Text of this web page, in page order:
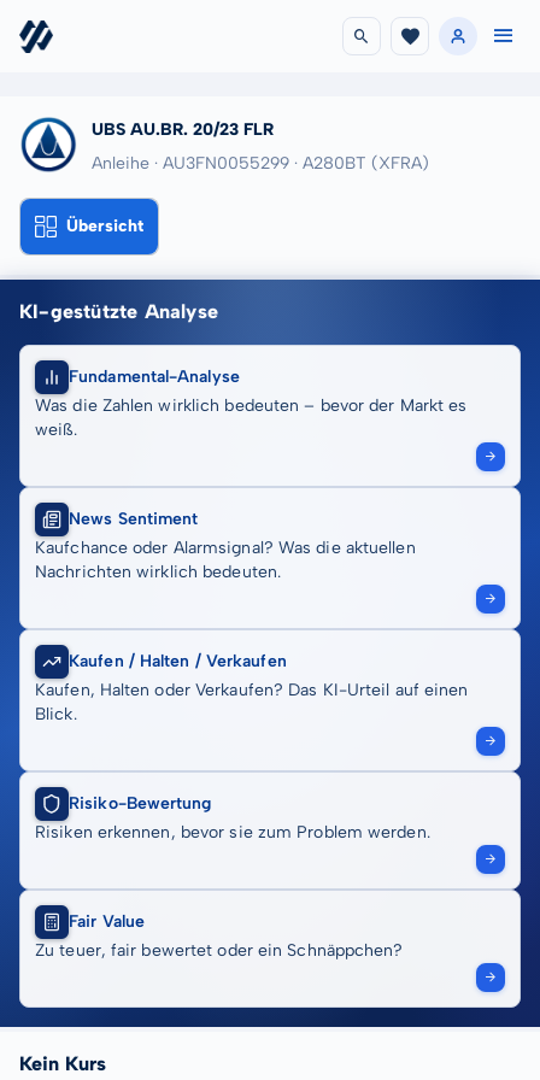
UBS AU.BR. 20/23 FLR
Anleihe · AU3FN0055299 · A280BT (XFRA)
Übersicht
KI-gestützte Analyse
Fundamental-Analyse
Was die Zahlen wirklich bedeuten – bevor der Markt es
weiß.
News Sentiment
Kaufchance oder Alarmsignal? Was die aktuellen
Nachrichten wirklich bedeuten.
Kaufen / Halten / Verkaufen
Kaufen, Halten oder Verkaufen? Das KI-Urteil auf einen
Blick.
Risiko-Bewertung
Risiken erkennen, bevor sie zum Problem werden.
Fair Value
Zu teuer, fair bewertet oder ein Schnäppchen?
Kein Kurs